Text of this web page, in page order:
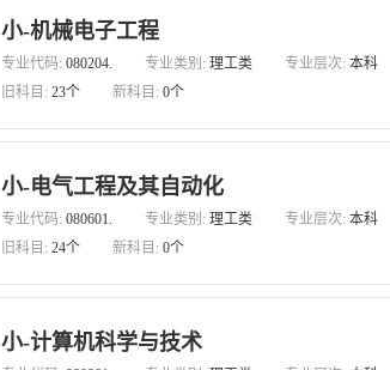
小-机械电子工程
专业代码: 080204. 专业类别: 理工类 专业层次: 本科
旧科目: 23个 新科目: 0个
小-电气工程及其自动化
专业代码: 080601. 专业类别: 理工类 专业层次: 本科
旧科目: 24个 新科目: 0个
小-计算机科学与技术